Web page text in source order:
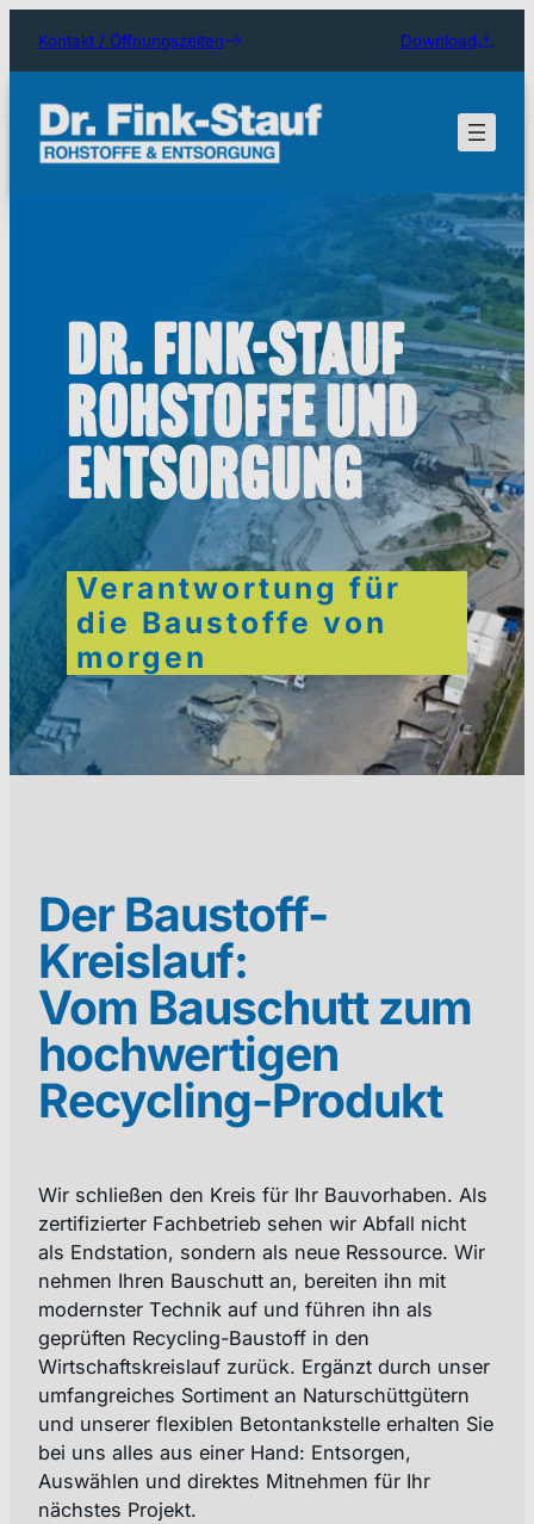
InhaltKontakt / Öffnungszeiten Download
Dr. Fink-Stauf
Rohstoffe und
Entsorgung
Verantwortung für
die Baustoffe von
morgen
Der Baustoff-
Kreislauf:
Vom Bauschutt zum
hochwertigen
Recycling-Produkt
Wir schließen den Kreis für Ihr Bauvorhaben. Als
zertifizierter Fachbetrieb sehen wir Abfall nicht
als Endstation, sondern als neue Ressource. Wir
nehmen Ihren Bauschutt an, bereiten ihn mit
modernster Technik auf und führen ihn als
geprüften Recycling-Baustoff in den
Wirtschaftskreislauf zurück. Ergänzt durch unser
umfangreiches Sortiment an Naturschüttgütern
und unserer flexiblen Betontankstelle erhalten Sie
bei uns alles aus einer Hand: Entsorgen,
Auswählen und direktes Mitnehmen für Ihr
nächstes Projekt.